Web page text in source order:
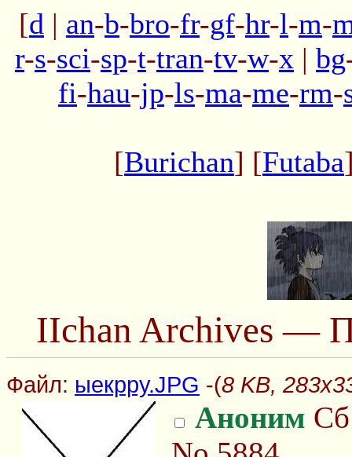
[d | an-b-bro-fr-gf-hr-l-m-
r-s-sci-sp-t-tran-tv-w-x | bg
fi-hau-jp-ls-ma-me-rm-
[Burichan] [Futaba
IIchan Archives —
Файл: ыекрру.JPG -(8 KB,
Аноним